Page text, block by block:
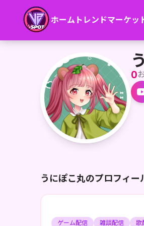
ホーム トレンドマーケッ
うにぽこ丸
どんどこどーん！ 腹太鼓系Vtuberの
0
うにぽこ丸のプロフィー
ゲーム配信 雑談配信 歌